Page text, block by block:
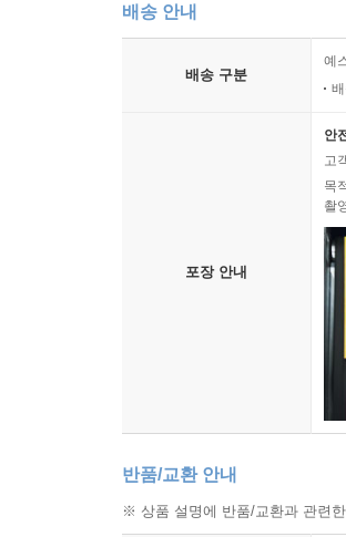
배송 안내
배송 구분
예
포장 안내
안
고
목
촬
반품/교환 안내
※ 상품 설명에 반품/교환과 관련